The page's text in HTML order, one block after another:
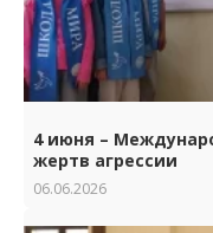
4 июня –
жертв агрессии
06.06.2026